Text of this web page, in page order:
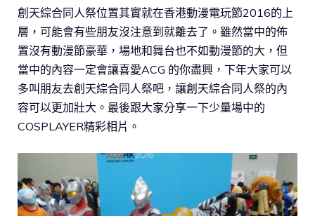
創天綜合同人祭位置其實就在香港動漫電玩節2016的上
層，可能會有些朋友沒注意到就離去了。雖然當中的佈
置沒有動漫節豪華，場地和舞台也不如動漫節的大，但
當中的內容一定會讓喜愛ACG 的你盡興，下年大家可以
多叫朋友去創天綜合同人祭吧，讓創天綜合同人祭的內
容可以更加壯大。最後跟大家分享一下少量場中的
COSPLAYER精彩相片。